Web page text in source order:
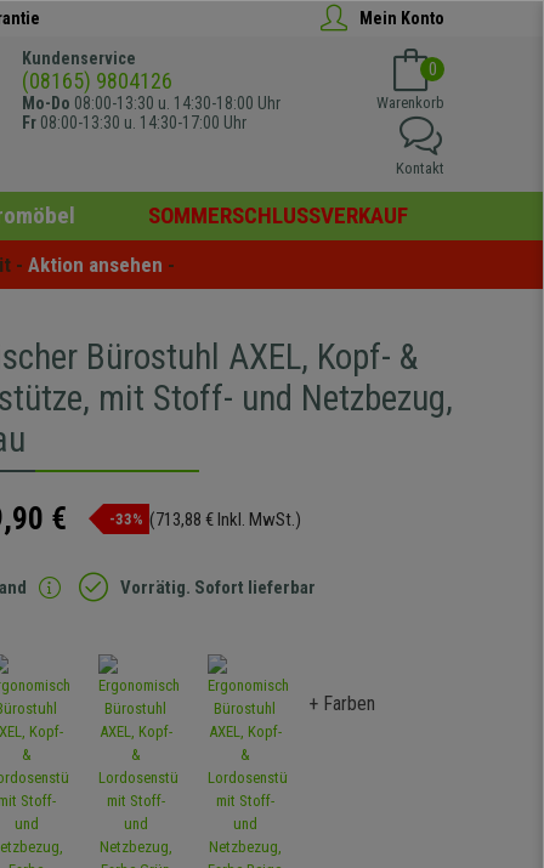
Mein Konto
Kundenservice
(08165) 9804126
Mo-Do 08:00-13:30 u. 14:30-18:00 Uhr
Fr 08:00-13:30 u. 14:30-17:00 Uhr
0
Warenkorb
Kontakt
SOMMERSCHLUSSVERKAUF
- Aktion ansehen -
Bürostuhl AXEL, Kopf- &
mit Stoff- und Netzbezug,
€ -33% (713,88 € Inkl. MwSt.)
Vorrätig. Sofort lieferbar
+ Farben